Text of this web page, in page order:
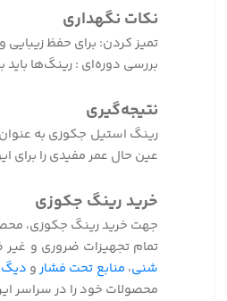
نکات نگهداری
تمیز کردن: برای حفظ زیبایی
بررسی دوره‌ای : رینگ‌ها
نتیجه‌گیری
رینگ استیل جکوزی به
عین حال عمر مفیدی را برای
خرید رینگ جکوزی
جهت خرید رینگ جکوزی،
تمام تجهیزات ضروری و غیر
شنی، منابع تحت فشارو
محصولات خود را در سراسر